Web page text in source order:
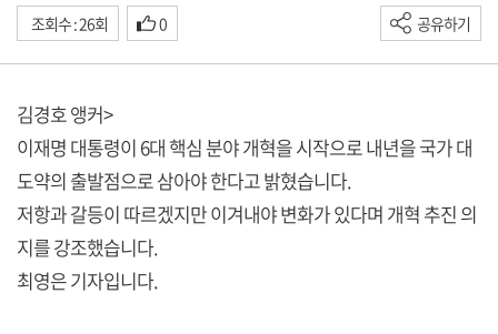
조회수 : 26회 0 공유하기
김경호 앵커>
이재명 대통령이 6대 핵심 분야 개혁을 시작으로 내년을 국가 대
도약의 출발점으로 삼아야 한다고 밝혔습니다.
저항과 갈등이 따르겠지만 이겨내야 변화가 있다며 개혁 추진 의
지를 강조했습니다.
최영은 기자입니다.